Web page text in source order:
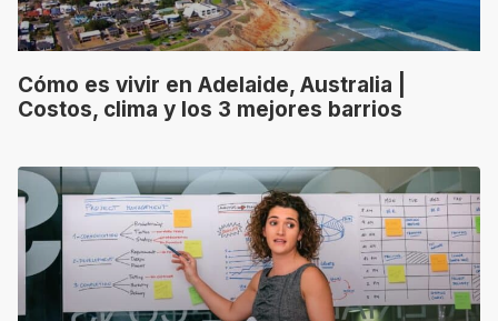
Cómo es vivir en Adelaide, Australia |
Costos, clima y los 3 mejores barrios